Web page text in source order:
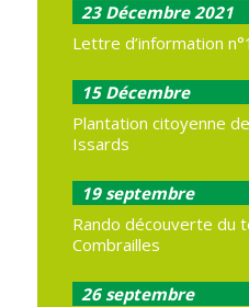
23 Décembre 2021
Lettre d’information
15 Décembre
Plantation citoyenne
Issards
19 septembre
Rando découverte du
Combrailles
26 septembre